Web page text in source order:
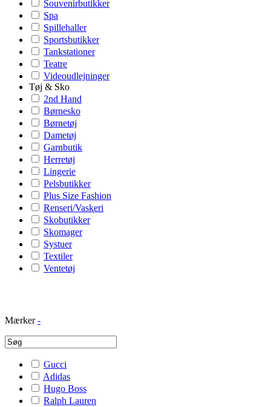
Souvenirbutikker
Spa
Spillehaller
Sportsbutikker
Tankstationer
Teatre
Videoudlejninger
Tøj & Sko
2nd Hand
Børnesko
Børnetøj
Dametøj
Garnbutik
Herretøj
Lingerie
Pelsbutikker
Plus Size Fashion
Renseri/Vaskeri
Skobutikker
Skomager
Systuer
Textiler
Ventetøj
Mærker -
Gucci
Adidas
Hugo Boss
Ralph Lauren